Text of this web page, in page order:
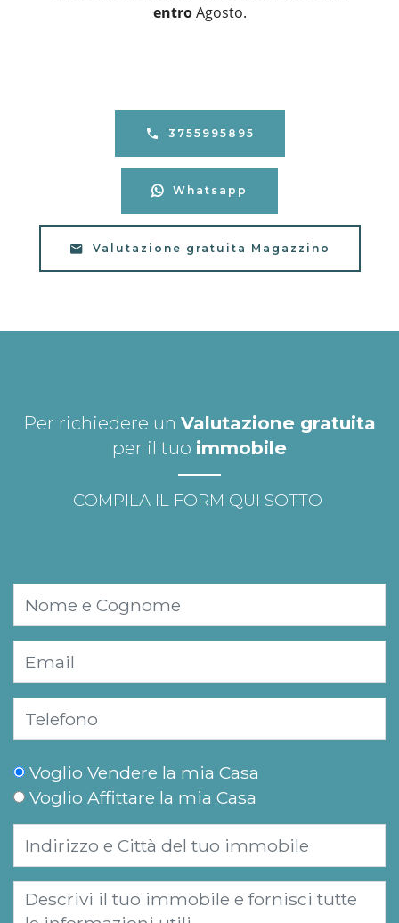
entroAgosto.
3755995895
Whatsapp
Valutazione gratuita Magazzino
Per richiedere un Valutazione gratuita
per il tuo immobile
COMPILA IL FORM QUI SOTTO
Voglio Vendere la mia Casa
Voglio Affittare la mia Casa